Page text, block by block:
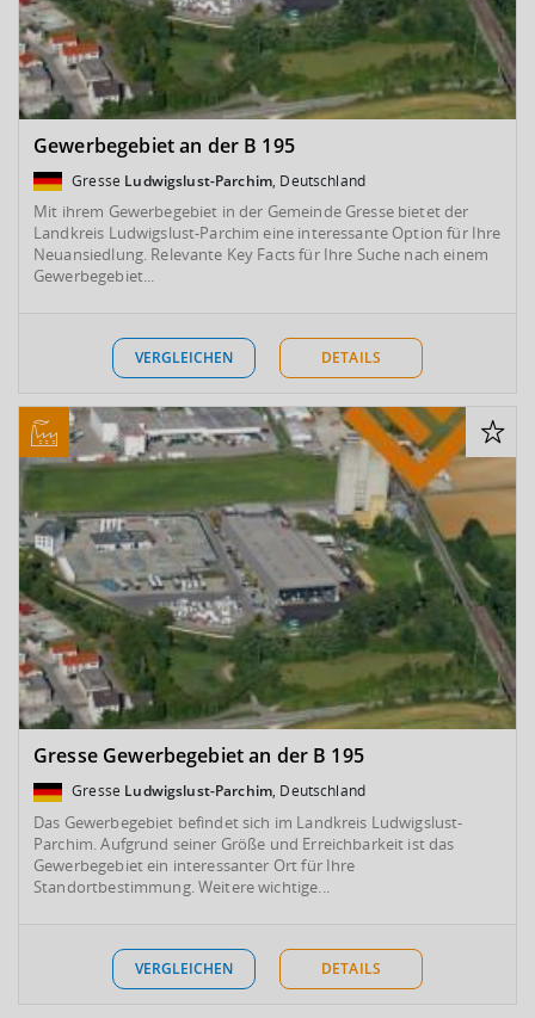
Gewerbegebiet an der B 195
Gresse Ludwigslust-Parchim, Deutschland
Mit ihrem Gewerbegebiet in der Gemeinde Gresse bietet der
Landkreis Ludwigslust-Parchim eine interessante Option für Ihre
Neuansiedlung. Relevante Key Facts für Ihre Suche nach einem
Gewerbegebiet...
VERGLEICHEN DETAILS
Gresse Gewerbegebiet an der B 195
Gresse Ludwigslust-Parchim, Deutschland
Das Gewerbegebiet befindet sich im Landkreis Ludwigslust-
Parchim. Aufgrund seiner Größe und Erreichbarkeit ist das
Gewerbegebiet ein interessanter Ort für Ihre
Standortbestimmung. Weitere wichtige...
VERGLEICHEN DETAILS